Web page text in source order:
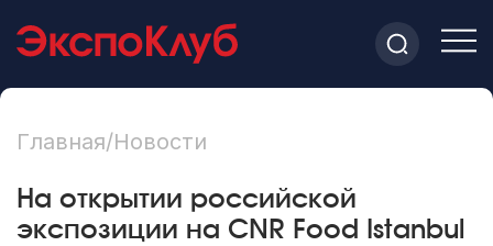
Главная/Новости
На открытии российской
экспозиции на CNR Food Istanbul